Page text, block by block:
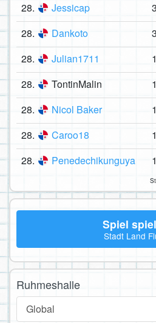
28. Jessicap 3
28. Dankoto 3
28. Julian1711 1
28. TontinMalin 1
28. Nicol Baker 1
28. Caroo18 1
28. Penedechikunguya 1
Spiel
Stadt Land
Ruhmeshalle
Global